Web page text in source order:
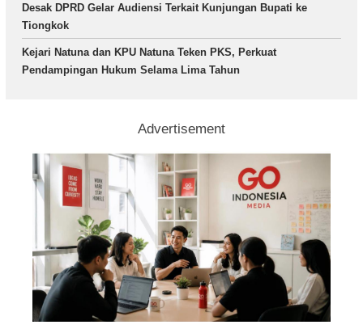
Desak DPRD Gelar Audiensi Terkait Kunjungan Bupati ke
Tiongkok
Kejari Natuna dan KPU Natuna Teken PKS, Perkuat
Pendampingan Hukum Selama Lima Tahun
Advertisement